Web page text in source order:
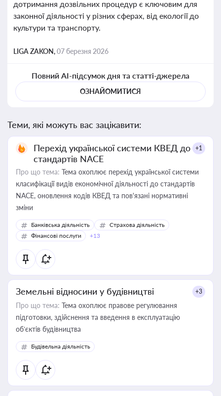
дотримання дозвільних процедур є ключовим для
законної діяльності у різних сферах, від екології до
культури та транспорту.
LIGA ZAKON,07 березня 2026
Повний AI-підсумок дня та статті-джерела
ОЗНАЙОМИТИСЯ
Теми, які можуть вас зацікавити:
Перехід української системи КВЕД до
стандартів NACE
+1
Про що тема: Тема охоплює перехід української системи
класифікації видів економічної діяльності до стандартів
NACE, оновлення кодів КВЕД та пов'язані нормативні
зміни
Банківська діяльність
Страхова діяльність
Фінансові послуги
+13
Земельні відносини у будівництві +3
Про що тема: Тема охоплює правове регулювання
підготовки, здійснення та введення в експлуатацію
об’єктів будівництва
Будівельна діяльність